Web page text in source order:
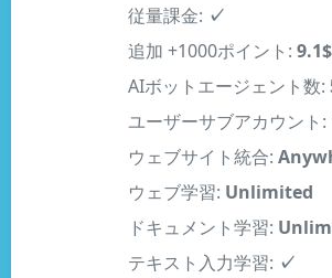
追加 +1000ポイント:
AIボットエージェント数:5
ユーザーサブアカウント:
ウェブサイト統合:
ウェブ学習:Unlimited
ドキュメント学習:
テキスト入力学習: ✓
多言語AIトレーニング: